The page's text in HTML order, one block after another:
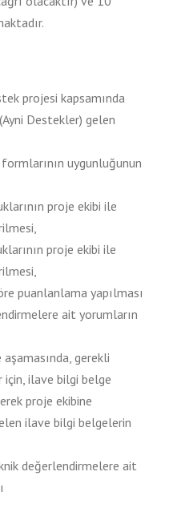
projesi kapsamında
Destekler) gelen
uygunluğunun
proje ekibi ile
proje ekibi ile
puanlanlama yapılması
ait yorumların
gerekli
ilave bilgi belge
proje ekibine
ilave bilgi belgelerin
değerlendirmelere ait